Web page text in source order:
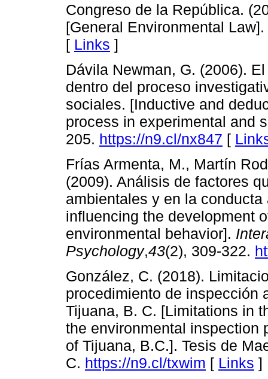
Congreso de la República.
[General Environmental
[ Links ]
Dávila Newman, G. (2006).
dentro del proceso
sociales. [Inductive and
process in experimental and
205. https://n9.cl/nx847 [
Frías Armenta, M., Martín
(2009). Análisis de factores
ambientales y en la
influencing the development
environmental behavior].
Psychology,43(2), 309-322.
González, C. (2018).
procedimiento de inspección
Tijuana, B. C. [Limitations in
the environmental inspection
of Tijuana, B.C.]. Tesis de
C. https://n9.cl/txwim [ Links ]